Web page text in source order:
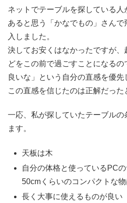
ネットでテーブルを探している
あると思う「かなでもの」さん
入しました。
決してお安くはなかったですが
どをこの前で過ごすことになる
良いな」という自分の直感を優先
この直感を信じたのは正解だった
一応、私が探していたテーブルの
ます。
天板は木
自分の体格と使っているPC
50cmくらいのコンパクトな物
長く大事に使えるものが良い